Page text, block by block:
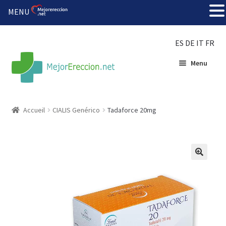
ES DE IT FR
Menu
Accueil CIALIS Genérico Tadaforce 20mg
MENU